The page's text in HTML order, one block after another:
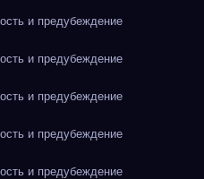
и предубеждение
и предубеждение
и предубеждение
и предубеждение
и предубеждение